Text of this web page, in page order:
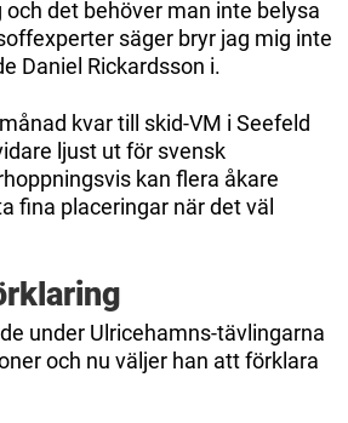
det behöver man inte belysa
säger bryr jag mig inte
Daniel Rickardsson i.
kvar till skid-VM i Seefeld
ljust ut för svensk
kan flera åkare
fina placeringar när det väl
under Ulricehamns-tävlingarna
och nu väljer han att förklara